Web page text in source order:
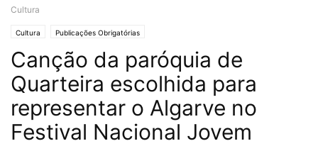
Cultura
Cultura Publicações Obrigatórias
Canção da paróquia de
Quarteira escolhida para
representar o Algarve no
Festival Nacional Jovem